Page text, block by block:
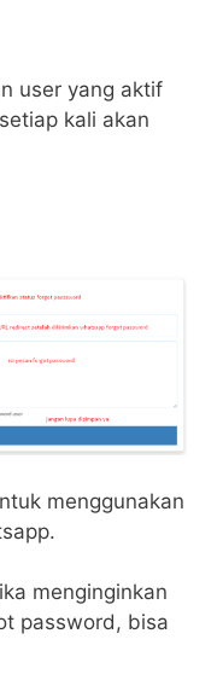
user yang aktif
kali akan
menggunakan
menginginkan
password, bisa